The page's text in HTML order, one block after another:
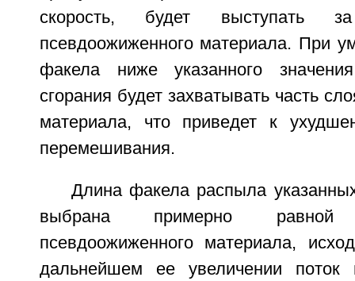
скорость, будет выступать
псевдоожиженного материала. При
факела ниже указанного
сгорания будет захватывать часть
материала, что приведет к
перемешивания.
Длина факела распыла
выбрана примерно
псевдоожиженного материала,
дальнейшем ее увеличении поток